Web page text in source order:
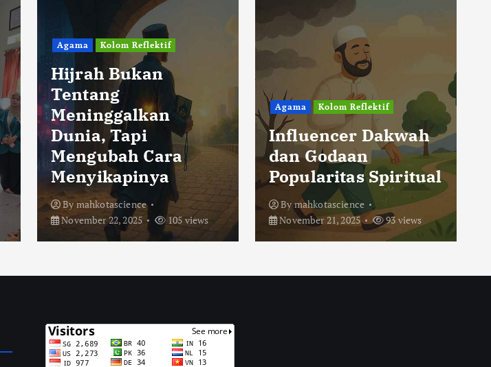
Agama Kolom Reflektif
Hijrah Bukan
Tentang
Meninggalkan
Dunia, Tapi
Mengubah Cara
Menyikapinya
By mahkotascience
November 22, 2025
105 views
Agama Kolom Reflektif
Influencer Dakwah
dan Godaan
Popularitas Spiritual
Bymahkotascience
November 21, 2025
93 views